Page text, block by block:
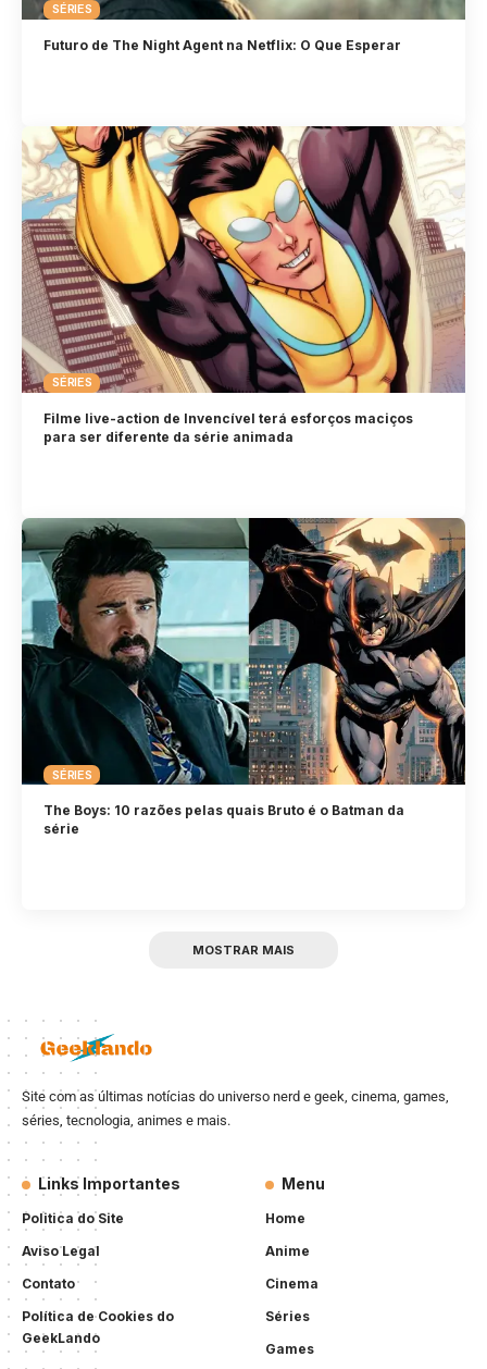
SÉRIES
Futuro de The Night Agent na Netflix: O Que Esperar
SÉRIES
Filme live-action de Invencível terá esforços maciços
para ser diferente da série animada
SÉRIES
The Boys: 10 razões pelas quais Bruto é o Batman da
série
MOSTRAR MAIS
Site com as últimas notícias do universo nerd e geek, cinema, games,
séries, tecnologia, animes e mais.
Links Importantes
Politica do Site
Aviso Legal
Contato
Política de Cookies do
GeekLando
Menu
Home
Anime
Cinema
Séries
Games